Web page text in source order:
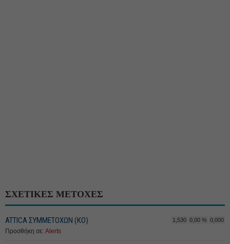
ΣΧΕΤΙΚΕΣ ΜΕΤΟΧΕΣ
ATTICA ΣΥΜΜΕΤΟΧΩΝ (KΟ) 1,530 0,00 % 0,000
Προσθήκη σε: Alerts